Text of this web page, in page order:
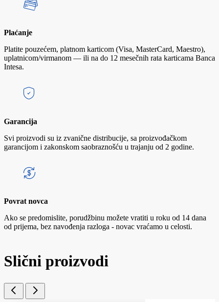
Plaćanje
Platite pouzećem, platnom karticom (Visa, MasterCard, Maestro),
uplatnicom/virmanom — ili na do 12 mesečnih rata karticama Banca
Intesa.
Garancija
Svi proizvodi su iz zvanične distribucije, sa proizvođačkom
garancijom i zakonskom saobraznošću u trajanju od 2 godine.
Povrat novca
Ako se predomislite, porudžbinu možete vratiti u roku od 14 dana
od prijema, bez navođenja razloga - novac vraćamo u celosti.
Slični proizvodi